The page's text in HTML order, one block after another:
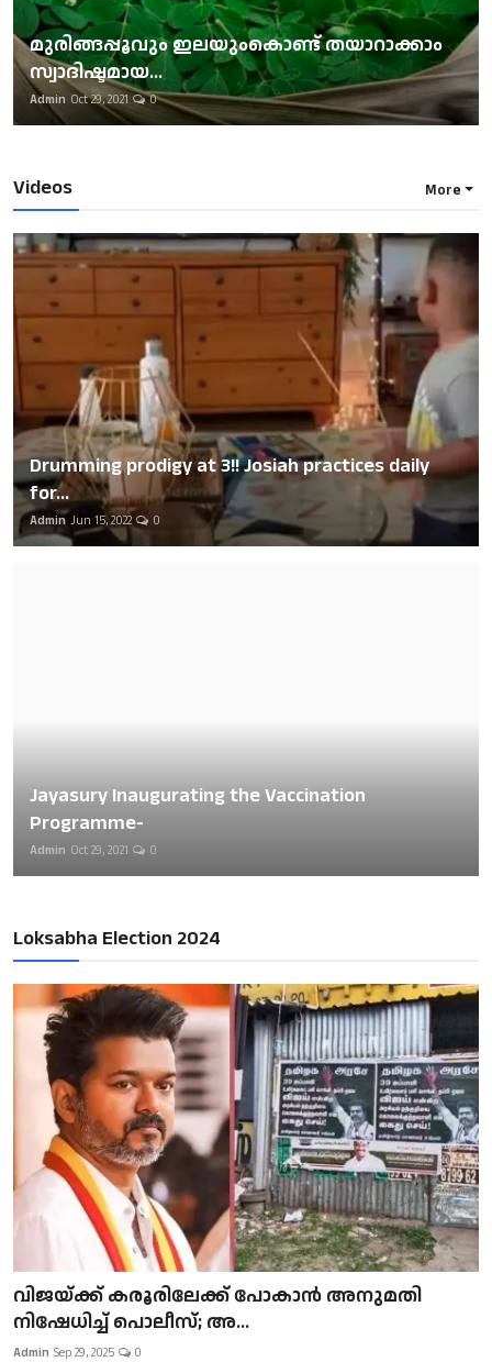
മുരിങ്ങപ്പൂവും ഇലയുംകൊണ്ട് തയാറാക്കാം
സ്വാദിഷ്ടമായ...
Admin Oct 29, 2021 0
Videos More
Drumming prodigy at 3!! Josiah practices daily
for...
Admin Jun 15, 2022 0
Jayasury Inaugurating the Vaccination
Programme-
Admin Oct 29, 2021 0
Loksabha Election 2024
വിജയ്ക്ക് കരൂരിലേക്ക് പോകാൻ അനുമതി
നിഷേധിച്ച് പൊലീസ്; അ...
Admin Sep 29, 2025 0